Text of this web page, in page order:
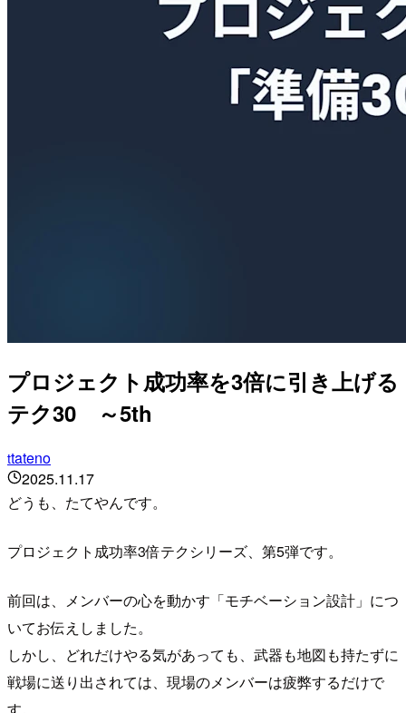
プロジェクト成功率を3倍に引き上げる
テク30 ～5th
ttateno
2025.11.17
どうも、たてやんです。
プロジェクト成功率3倍テクシリーズ、第5弾です。
前回は、メンバーの心を動かす「モチベーション設計」につ
いてお伝えしました。
しかし、どれだけやる気があっても、武器も地図も持たずに
戦場に送り出されては、現場のメンバーは疲弊するだけで
す。